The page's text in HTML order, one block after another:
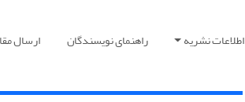
اطلاعات نشریه راهنمای نویسندگان ارسال